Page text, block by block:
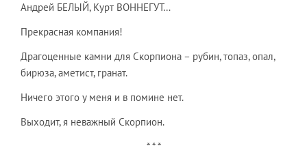
Андрей БЕЛЫЙ, Курт ВОННЕГУТ…
Прекрасная компания!
Драгоценные камни для Скорпиона – рубин, топаз, опал,
бирюза, аметист, гранат.
Ничего этого у меня и в помине нет.
Выходит, я неважный Скорпион.
* * *